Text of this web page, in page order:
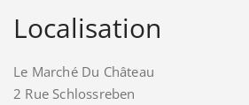
Localisation
Le Marché Du Château
2 Rue Schlossreben